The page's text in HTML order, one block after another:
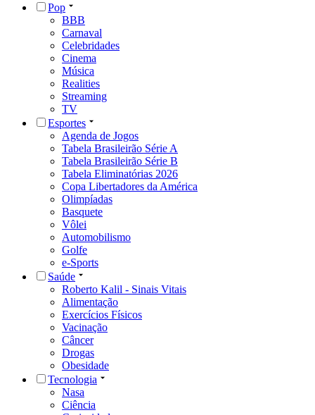
Pop
BBB
Carnaval
Celebridades
Cinema
Música
Realities
Streaming
TV
Esportes
Agenda de Jogos
Tabela Brasileirão Série A
Tabela Brasileirão Série B
Tabela Eliminatórias 2026
Copa Libertadores da América
Olimpíadas
Basquete
Vôlei
Automobilismo
Golfe
e-Sports
Saúde
Roberto Kalil - Sinais Vitais
Alimentação
Exercícios Físicos
Vacinação
Câncer
Drogas
Obesidade
Tecnologia
Nasa
Ciência